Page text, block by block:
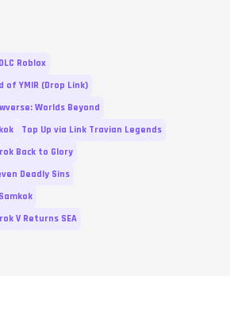
DLC Roblox
of YMIR (Drop Link)
Worlds Beyond
Top Up via Link Travian Legends
Back to Glory
Deadly Sins
V Returns SEA